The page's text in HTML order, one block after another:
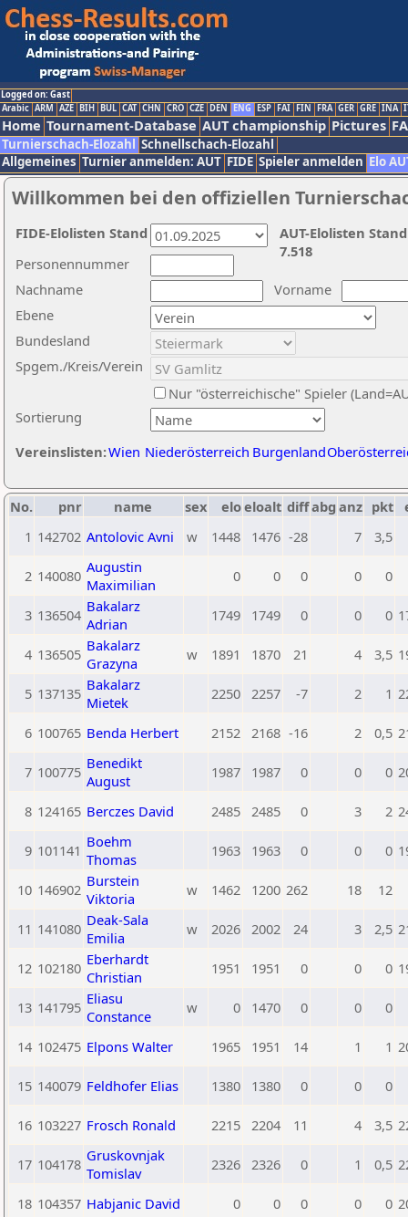
Logged on: Gast
Arabic ARM AZE BIH BUL CAT CHN CRO CZE DEN ENG ESP FAI FIN FRA GER GRE INA
Home Tournament-Database AUT championship Pictures
Turnierschach-Elozahl Schnellschach-Elozahl
Allgemeines Turnier anmelden: AUT FIDE Spieler anmelden Elo
Willkommen bei den offiziellen
Nachname
Vorname
Ebene
Sortierung
Personennummer
Bundesland
Spgem./Kreis/Verein
Nur "österreichische" Spieler
Vereinslisten:Wien Niederösterreich Burgenland
AUT-Elolisten
7.518
FIDE-Elolisten Stand
No. pnr name sex eloeloalt diffabg anz pkt
1 142702 Antolovic Avni w 1448 1476 -28 7 3,5
2 140080 Augustin
Maximilian
0 0 0 0 0
3 136504 Bakalarz
Adrian
1749 1749 0 0 0
4 136505 Bakalarz
Grazyna
w 1891 1870 21 4 3,5
5 137135 Bakalarz
Mietek
2250 2257 -7 2 1
6 100765 Benda Herbert 2152 2168 -16 2 0,5
7 100775 Benedikt
August
1987 1987 0 0 0
8 124165 Berczes David 2485 2485 0 3 2
9 101141 Boehm
Thomas
1963 1963 0 0 0
10 146902 Burstein
Viktoria
w 1462 1200 262 18 12
11 141080 Deak-Sala
Emilia
w 2026 2002 24 3 2,5
12 102180 Eberhardt
Christian
1951 1951 0 0 0
13 141795 Eliasu
Constance
w 0 1470 0 0 0
14 102475 Elpons Walter 1965 1951 14 1 1
15 140079 Feldhofer Elias 1380 1380 0 0 0
16 103227 Frosch Ronald 2215 2204 11 4 3,5
17 104178 Gruskovnjak
Tomislav
2326 2326 0 1 0,5
18 104357 Habjanic David 0 0 0 0 0